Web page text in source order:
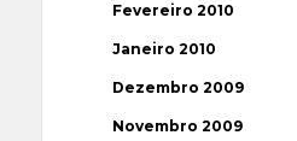
Fevereiro 2010
Janeiro 2010
Dezembro 2009
Novembro 2009